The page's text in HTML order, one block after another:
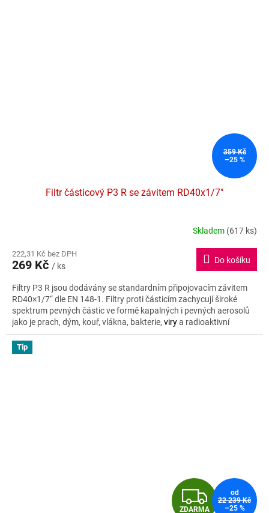
359 Kč
–25 %
Filtr částicový P3 R se závitem RD40x1/7"
produktu
je
z
5
hvězdiček.
Skladem (617 ks)
222,31 Kč bez DPH
269 Kč / ks
Do košíku
Filtry P3 R jsou dodávány se standardním připojovacím závitem
RD40×1/7“ dle EN 148-1. Filtry proti částicím zachycují široké
spektrum pevných částic ve formě kapalných i pevných aerosolů
jako je prach, dým, kouř, vlákna, bakterie, virya radioaktivní
částice.
Tip
Z
ZDARMA
od
22 239 Kč
–25 %